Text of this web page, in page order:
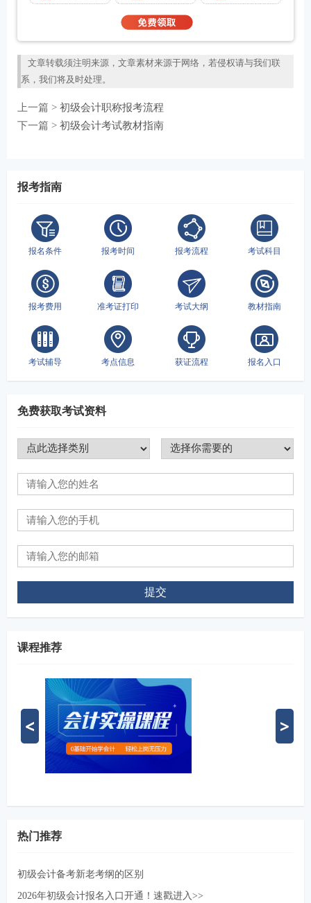
文章转载须注明来源，文章素材来源于网络，若侵权请与我们联
系，我们将及时处理。
上一篇 > 初级会计职称报考流程
下一篇 > 初级会计考试教材指南
报考指南
报名条件 报考时间 报考流程 考试科目
报考费用 准考证打印 考试大纲 教材指南
考试辅导 考点信息 获证流程 报名入口
免费获取考试资料
提交
课程推荐
热门推荐
初级会计备考新老考纲的区别
2026年初级会计报名入口开通！速戳进入>>